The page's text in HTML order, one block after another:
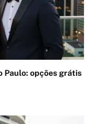
Paulo: opções grátis